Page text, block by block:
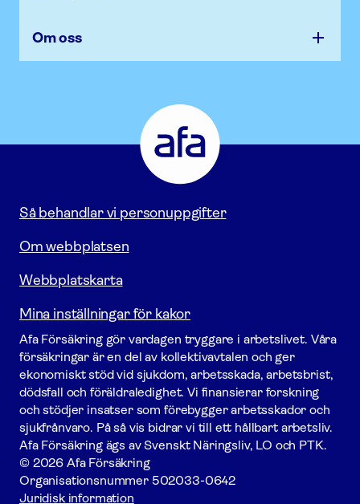
Om oss
Försäkring
Gå
till
startsidan
Så behandlar vi personuppgifter
Om webbplatsen
Webbplatskarta
Mina inställningar för kakor
Afa För­säkring gör vardagen tryggare i arbetslivet. Våra
försäk­ringar är en del av kollektivavtalen och ger
ekonomiskt stöd vid sjukdom, arbetsskada, arbetsbrist,
dödsfall och föräldraledighet. Vi finansierar forskning
och stödjer insatser som förebygger arbets­skador och
sjukfrånvaro. På så vis bidrar vi till ett hållbart arbetsliv.
Afa För­säkring ägs av Svenskt Näringsliv, LO och PTK.
© 2026 Afa Försäkring
Organisationsnummer 502033-0642
Juridisk information